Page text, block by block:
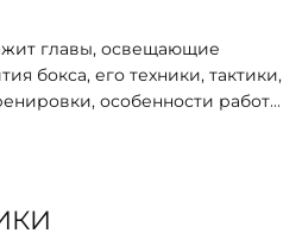
главы, освещающие
бокса, его техники, тактики,
особенности работы
различной
методист, педагог, актер,
и учебника